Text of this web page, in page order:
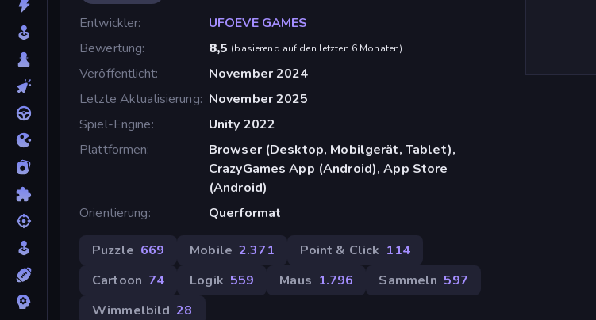
Entwickler
UFOEVE GAMES
Bewertung
8,5 (basierend auf den letzten 6 Monaten)
Veröffentlicht
November 2024
Letzte Aktualisierung November 2025
Spiel-Engine
Unity 2022
Plattformen
Browser (Desktop, Mobilgerät, Tablet),
CrazyGames App (Android), App Store
(Android)
Orientierung
Querformat
Puzzle 669 Mobile 2.371 Point & Click 114
Cartoon 74 Logik 559 Maus 1.796 Sammeln 597
Wimmelbild 28